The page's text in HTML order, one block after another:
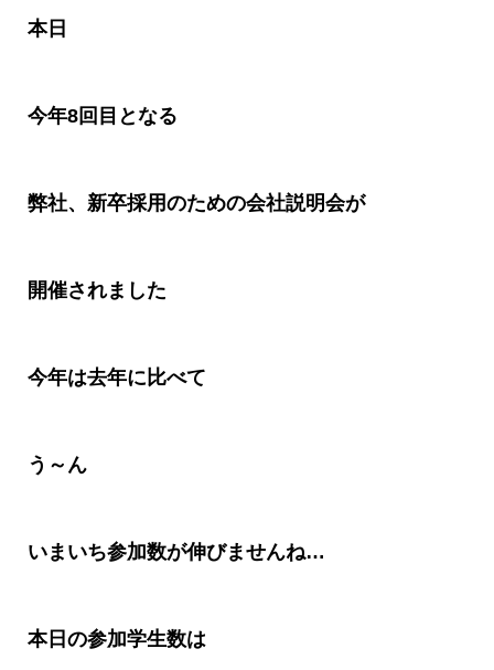
本日
今年8回目となる
弊社、新卒採用のための会社説明会が
開催されました
今年は去年に比べて
う～ん
いまいち参加数が伸びませんね…
本日の参加学生数は